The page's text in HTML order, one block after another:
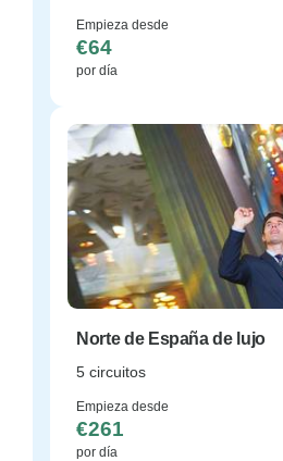
Empieza desde
€64
por día
Norte de España de lujo
5 circuitos
Empieza desde
€261
por día